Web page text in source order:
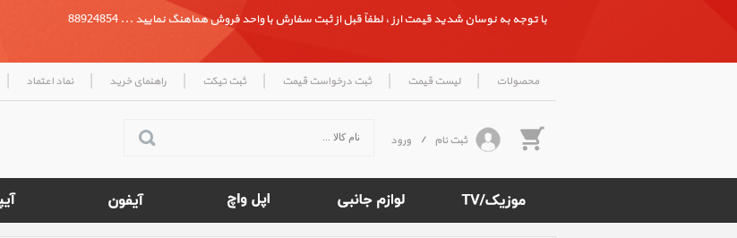
با توجه به نوسان شدید قیمت ارز ، لطفاً قبل از ثبت سفارش با واحد فروش هماهنگ نمایید ... 88924854
محصولات | لیست قیمت | ثبت درخواست قیمت | ثبت تیکت | راهنمای خرید | نماد اعتماد |
ثبت نام / ورود